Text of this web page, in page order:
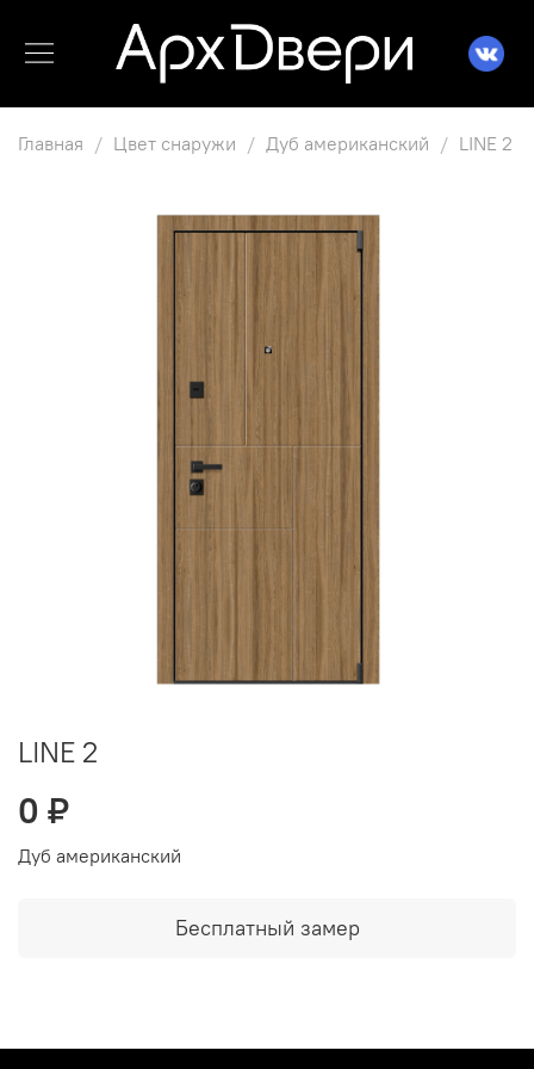
Главная Цвет снаружи Дуб американский LINE 2
LINE 2
0 ₽
Дуб американский
Бесплатный замер